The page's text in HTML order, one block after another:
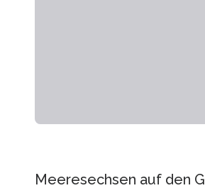
Meeresechsen auf den